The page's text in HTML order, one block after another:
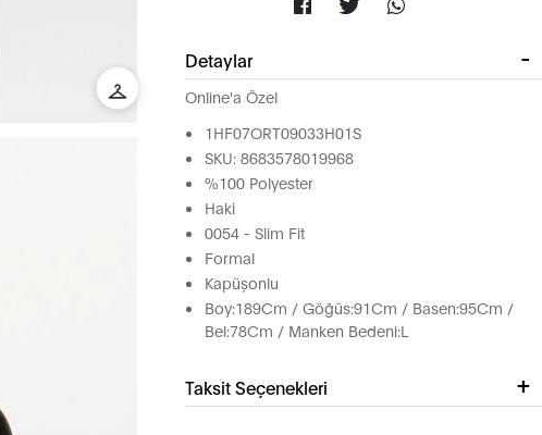
Detaylar
Online'a Özel
1HF07ORT09033H01S
SKU: 8683578019968
%100 Polyester
Haki
0054 - Slim Fit
Formal
Kapüşonlu
Boy:189Cm / Göğüs:91Cm / Basen:95Cm /
Bel:78Cm / Manken Bedeni:L
Taksit Seçenekleri